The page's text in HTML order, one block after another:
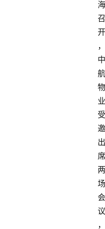
海
召
开
，
中
航
物
业
受
邀
出
席
两
场
会
议
，